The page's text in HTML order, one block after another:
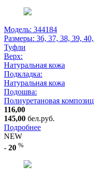
Модель: 344184
Размеры: 36, 37, 38, 39, 40,
Туфли
Верх:
Натуральная кожа
Подкладка:
Натуральная кожа
Подошва:
Полиуретановая
116,00
145,00 бел.руб.
Подробнее
NEW
- 20 %